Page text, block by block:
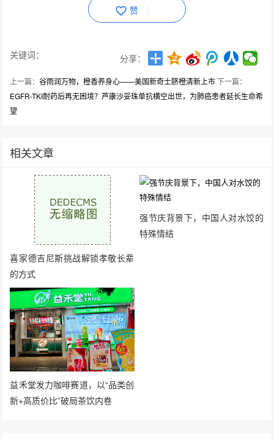
赞
关键词： 分享：
上一篇：谷雨润万物，橙香养身心——美国新奇士脐橙清新上市下一篇：
EGFR-TKI耐药后再无困境？芦康沙妥珠单抗横空出世，为肺癌患者延长生命希
望
相关文章
喜家德吉尼斯挑战解锁孝敬长辈
的方式
强节庆背景下，中国人对水饺的
特殊情结
益禾堂发力咖啡赛道，以“品类创
新+高质价比”破局茶饮内卷